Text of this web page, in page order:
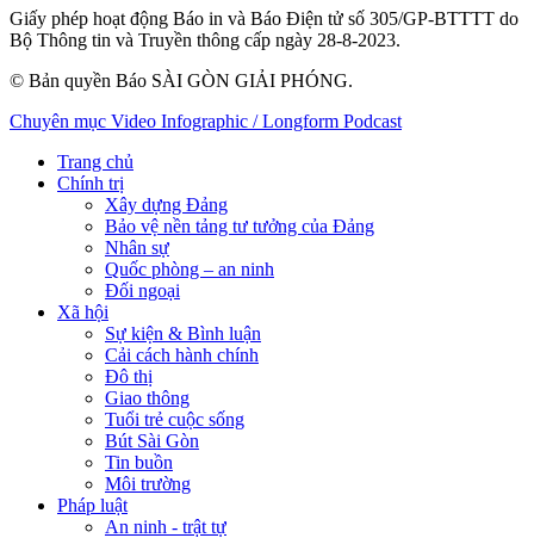
Giấy phép hoạt động Báo in và Báo Điện tử số 305/GP-BTTTT do
Bộ Thông tin và Truyền thông cấp ngày 28-8-2023.
© Bản quyền Báo SÀI GÒN GIẢI PHÓNG.
Chuyên mục Video Infographic / Longform Podcast
Trang chủ
Chính trị
Xây dựng Đảng
Bảo vệ nền tảng tư tưởng của Đảng
Nhân sự
Quốc phòng – an ninh
Đối ngoại
Xã hội
Sự kiện & Bình luận
Cải cách hành chính
Đô thị
Giao thông
Tuổi trẻ cuộc sống
Bút Sài Gòn
Tin buồn
Môi trường
Pháp luật
An ninh - trật tự